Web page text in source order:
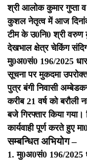
श्री आलोक कुमार गुप्ता व
कुशल नेतृत्व में आज
टीम के उ0नि0 श्री वरुण
देखभाल क्षेत्र चेकिंग
मु0अ0सं0 196/2025
सूचना पर मुकदमा
पुत्र बंगी निवासी
करीब 21 वर्ष को
बजे गिरफ्तार किया
कार्यवाही पूर्ण करते हुए
सम्बन्धित अभियोग –
1. मु0अ0सं0 196/2025